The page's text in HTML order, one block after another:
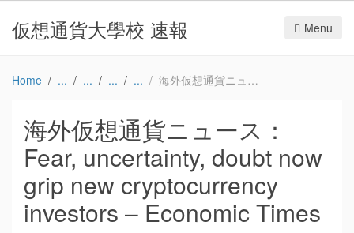
仮想通貨大學校 速報 Menu
Home 海外仮想通貨ニュース：Fear, uncertainty, doubt now grip new cryptocurrency investors – Economic Times
海外仮想通貨ニュース：
Fear, uncertainty, doubt now
grip new cryptocurrency
investors – Economic Times